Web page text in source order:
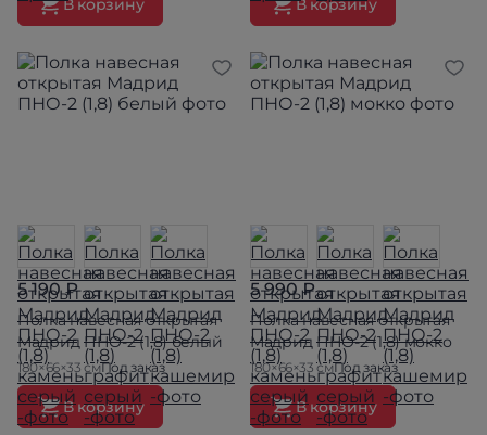
5 190 ₽
Полка навесная открытая
Мадрид ПНО-2 (1,8) белый
180×66×33 смПод заказ
В корзину
5 990 ₽
Полка навесная открытая
Мадрид ПНО-2 (1,8) мокко
180×66×33 смПод заказ
В корзину